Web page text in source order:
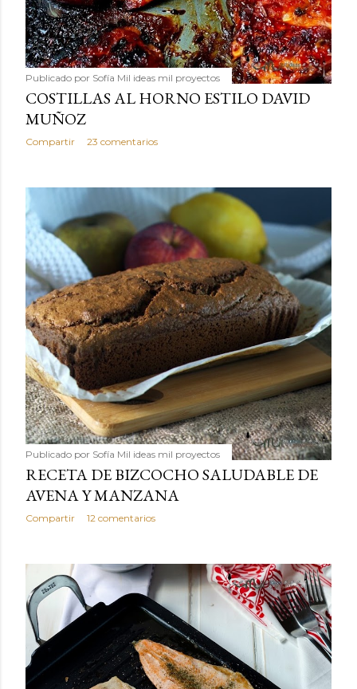
Publicado por Sofía Mil ideas mil proyectos
COSTILLAS AL HORNO ESTILO DAVID
MUÑOZ
Compartir 23 comentarios
Publicado por Sofía Mil ideas mil proyectos
RECETA DE BIZCOCHO SALUDABLE DE
AVENA Y MANZANA
Compartir 12 comentarios